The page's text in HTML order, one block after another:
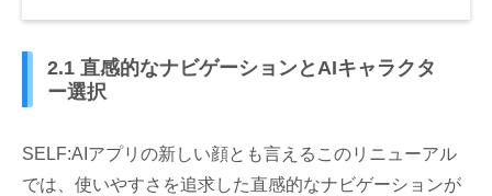
2.1 直感的なナビゲーションとAIキャラクタ
ー選択
SELF:AIアプリの新しい顔とも言えるこのリニューアル
では、使いやすさを追求した直感的なナビゲーションが